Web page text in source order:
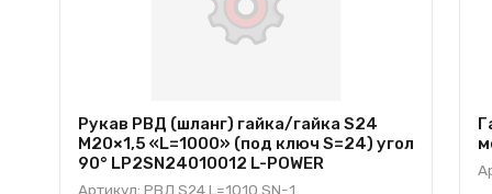
Рукав РВД (шланг) гайка/гайка S24
М20×1,5 «L=1000» (под ключ S=24) угол
90° LP2SN24010012 L-POWER
Артикул: РВД S24 L=1010 SN-1